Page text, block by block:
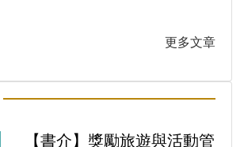
更多文章
【書介】獎勵旅遊與活動管